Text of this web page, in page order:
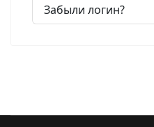
Забыли логин?